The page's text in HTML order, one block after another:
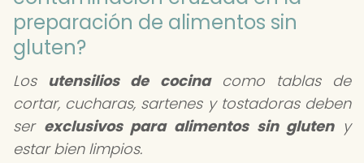
preparación de alimentos sin
gluten?
Los utensilios de cocinacomo tablas de
cortar, cucharas, sartenes y tostadoras deben
ser exclusivos para alimentos sin gluteny
estar bien limpios.